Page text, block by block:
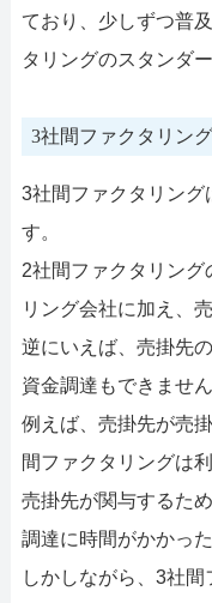
ており、少しずつ普
タリングのスタンダ
3社間ファクタリン
3社間ファクタリング
す。
2社間ファクタリン
リング会社に加え、
逆にいえば、売掛先
資金調達もできません
例えば、売掛先が売
間ファクタリングは
売掛先が関与するた
調達に時間がかかっ
しかしながら、3社